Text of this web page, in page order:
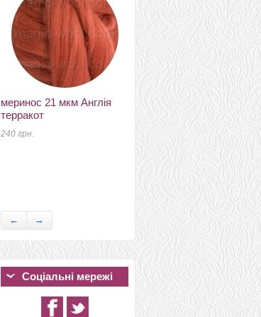
меринос 21 мкм Англія
терракот
240 грн.
175 грн.
новозеландский 27мкм
Латвия светлая олива
К5014
175 грн.
← →
Соціальні мережі